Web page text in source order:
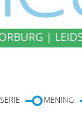
SERIE MENING